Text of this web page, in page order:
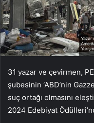
31 yazar ve çevirmen,
şubesinin ‘ABD’nin
suç ortağı olmasını
2024 Edebiyat